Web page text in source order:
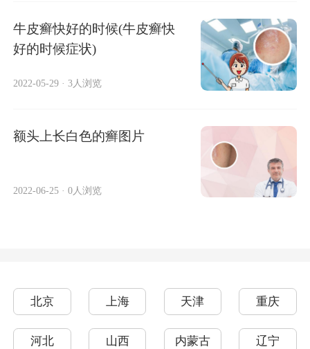
牛皮癣快好的时候(牛皮癣快
好的时候症状)
2022-05-29 · 3人浏览
额头上长白色的癣图片
2022-06-25 · 0人浏览
北京 上海 天津 重庆
河北 山西 内蒙古 辽宁